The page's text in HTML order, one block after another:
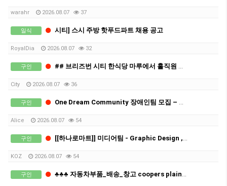
warahr 2026.08.07 37
일식 시티] 스시 주방 핫푸드파트 채용 공고
RoyalDia 2026.08.07 32
구인 ## 브리즈번 시티 한식당 마루에서 홀직원 구인합니다 ##
City 2026.08.07 36
구인 One Dream Community 장애인팀 모집 – NDIS Assistance Care Coordinator
Alice 2026.08.07 54
구인 [[하나로마트]] 미디어팀 - Graphic Design , 영상 제작 편집 - 파트타임
KOZ 2026.08.07 54
구인 ♣♣♣ 자동차부품_배송_창고 coopers plain_브리즈번_남성직원 구인 ♣